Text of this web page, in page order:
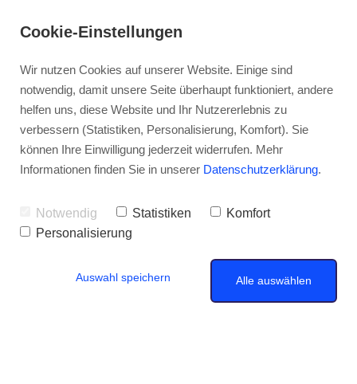
Cookie-Einstellungen
Wir nutzen Cookies auf unserer Website. Einige sind
notwendig, damit unsere Seite überhaupt funktioniert, andere
helfen uns, diese Website und Ihr Nutzererlebnis zu
verbessern (Statistiken, Personalisierung, Komfort). Sie
können Ihre Einwilligung jederzeit widerrufen. Mehr
Informationen finden Sie in unserer Datenschutzerklärung.
Notwendig Statistiken
Komfort
Personalisierung
Auswahl speichern Alle auswählen